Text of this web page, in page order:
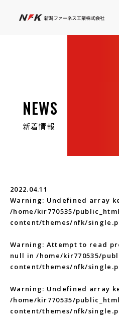
NEWS
新着情報
2022.04.11
Warning: Undefined array
/home/kir770535/
content/themes/nfk/
Warning: Attempt to read
null in/home/kir770535/
content/themes/nfk/
Warning: Undefined array
/home/kir770535/
content/themes/nfk/